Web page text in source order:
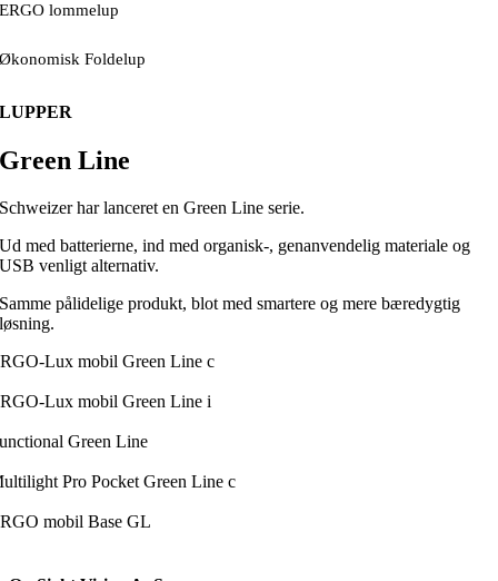
ERGO lommelup
Økonomisk Foldelup
LUPPER
Green Line
Schweizer har lanceret en Green Line serie.
Ud med batterierne, ind med organisk-, genanvendelig materiale og
USB venligt alternativ.
Samme pålidelige produkt, blot med smartere og mere bæredygtig
løsning.
Lux mobil Green Line c
Lux mobil Green Line i
Green Line
Pro Pocket Green Line c
mobil Base GL